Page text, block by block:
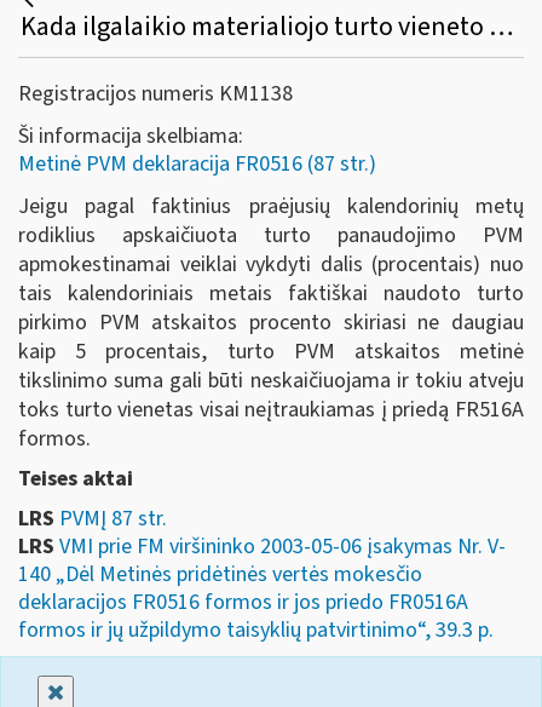
Kada ilgalaikio materialiojo turto vieneto pirkimo PVM atskaitos suma gali būti netikslinama ir neįtraukiama į metinės PVM deklaracijos priedą (FR0516A)?
Registracijos numeris KM1138
Ši informacija skelbiama:
Metinė PVM deklaracija FR0516 (87 str.)
Jeigu pagal faktinius praėjusių kalendorinių metų
rodiklius apskaičiuota turto panaudojimo PVM
apmokestinamai veiklai vykdyti dalis (procentais) nuo
tais kalendoriniais metais faktiškai naudoto turto
pirkimo PVM atskaitos procento skiriasi ne daugiau
kaip 5 procentais, turto PVM atskaitos metinė
tikslinimo suma gali būti neskaičiuojama ir tokiu atveju
toks turto vienetas visai neįtraukiamas į priedą FR516A
formos.
Teises aktai
LRS PVMĮ 87 str.
LRS VMI prie FM viršininko 2003-05-06 įsakymas Nr. V-
140 „Dėl Metinės pridėtinės vertės mokesčio
deklaracijos FR0516 formos ir jos priedo FR0516A
formos ir jų užpildymo taisyklių patvirtinimo“, 39.3 p.